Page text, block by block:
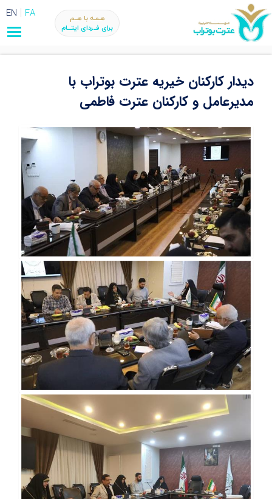
FA
EN
هـمـه با هــم
برای فــردای ایتـــام
دیدار کارکنان خیریه عترت بوتراب با
مدیرعامل و کارکنان عترت فاطمی